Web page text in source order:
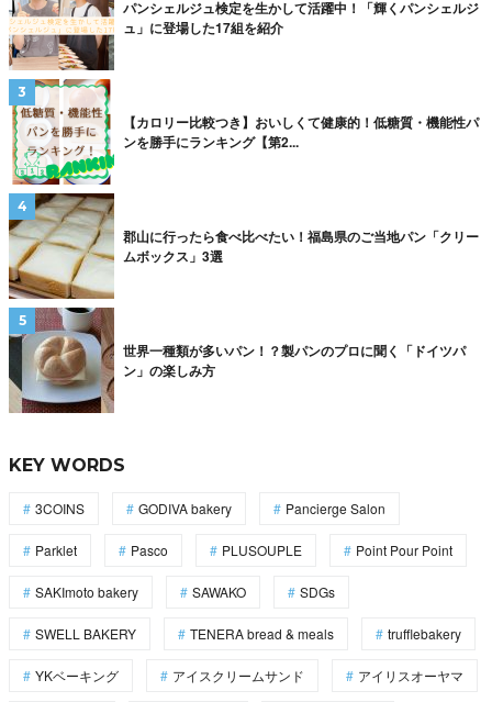
パンシェルジュ検定を生かして活躍中！「輝くパンシェルジ
ュ」に登場した17組を紹介
【カロリー比較つき】おいしくて健康的！低糖質・機能性パ
ンを勝手にランキング【第2...
郡山に行ったら食べ比べたい！福島県のご当地パン「クリー
ムボックス」3選
世界一種類が多いパン！？製パンのプロに聞く「ドイツパ
ン」の楽しみ方
KEY WORDS
3COINS GODIVA bakery Pancierge Salon
Parklet Pasco PLUSOUPLE Point Pour Point
SAKImoto bakery SAWAKO SDGs
SWELL BAKERY TENERA bread & meals trufflebakery
YKベーキング アイスクリームサンド アイリスオーヤマ